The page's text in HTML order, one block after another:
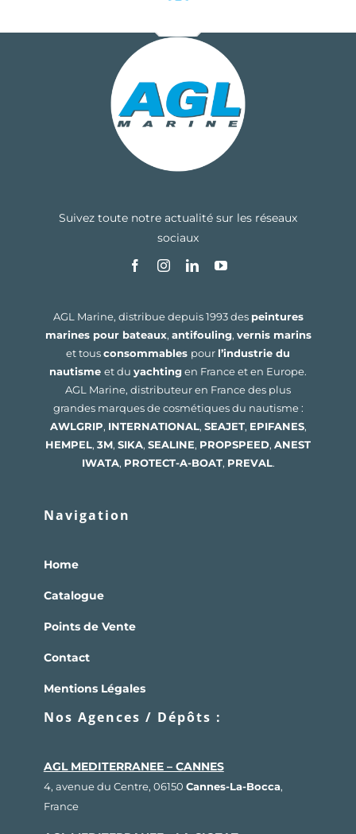
Suivez toute notre actualité sur les réseaux
sociaux
AGL Marine, distribue depuis 1993 des peintures
marines pour bateaux, antifouling, vernis marins
et tousconsommables pour l’industrie du
nautisme et du yachtingen France et en Europe.
AGL Marine, distributeur en France des plus
grandes marques de cosmétiques du nautisme :
AWLGRIP, INTERNATIONAL, SEAJET, EPIFANES,
HEMPEL, 3M, SIKA, SEALINE, PROPSPEED, ANEST
IWATA, PROTECT-A-BOAT, PREVAL.
Navigation
Home
Catalogue
Points de Vente
Contact
Mentions Légales
Nos Agences / Dépôts :
AGL MEDITERRANEE – CANNES
4, avenue du Centre, 06150 Cannes-La-Bocca,
France